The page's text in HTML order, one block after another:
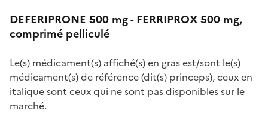
DEFERIPRONE 500 mg - FERRIPROX 500 mg,
comprimé pelliculé
Le(s) médicament(s) affiché(s) en gras est/sont le(s)
médicament(s) de référence (dit(s) princeps), ceux en
italique sont ceux qui ne sont pas disponibles sur le
marché.